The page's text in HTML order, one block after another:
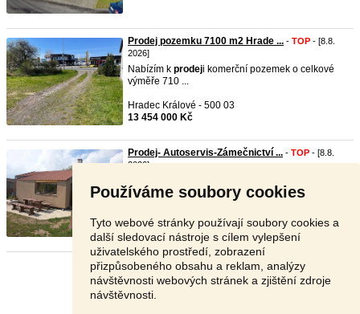
Používáme soubory cookies
Tyto webové stránky používají soubory cookies a
další sledovací nástroje s cílem vylepšení
uživatelského prostředí, zobrazení
přizpůsobeného obsahu a reklam, analýzy
návštěvnosti webových stránek a zjištění zdroje
návštěvnosti.
Prodej pozemku 7100 m2 Hrade ... - TOP - [8.8.
2026]
Nabízím k prodeji komerční pozemek o celkové
výměře 710 ...
Hradec Králové - 500 03
13 454 000 Kč
Prodej- Autoservis-Zámečnictví ... - TOP - [8.8.
2026]
Vám nabízím ...
Přerov - 750 02
3 500 000 Kč
Stránka: 1 2 3 Další